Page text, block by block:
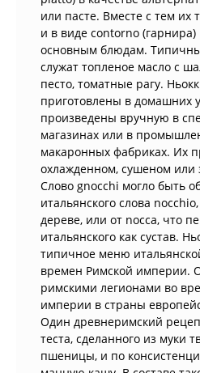
или пасте. Вместе с тем их
и в виде contorno
основным блюдам.
служат топленое масло с
песто, томатные рагу.
приготовлены в домашних
произведены вручную в
магазинах или в
макаронных фабриках. Их
охлажденном, сушеном
Слово gnocchi могло быть
итальянского слова
дереве, или от nocca, что
итальянского как сустав.
типичное меню
времен Римской империи.
римскими легионами во
империи в страны
Один древнеримский
теста, сделанного из муки
пшеницы, и по